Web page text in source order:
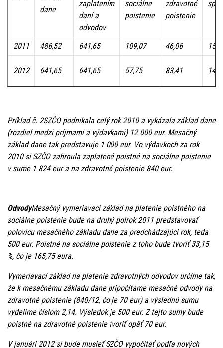
dane
zaplatením
daní a
odvodov
sociálne
poistenie
zdravotné
poistenie
2011 486,52 641,65 109,07 46,06
2012 641,65 641,65 57,75 83,41
Príklad č. 2SZČO podnikala celý rok 2010 a vykázala základ dane
(rozdiel medzi príjmami a výdavkami) 12 000 eur. Mesačný
základ dane tak predstavuje 1 000 eur. Vo výdavkoch za rok
2010 si SZČO zahrnula zaplatené poistné na sociálne poistenie
v sume 1 824 eur a na zdravotné poistenie 840 eur.
OdvodyMesačný vymeriavací základ na platenie poistného na
sociálne poistenie bude na druhý polrok 2011 predstavovať
polovicu mesačného základu dane za predchádzajúci rok, teda
500 eur. Poistné na sociálne poistenie z toho bude tvoriť 33,15
%, čo je 165,75 eura.
Vymeriavací základ na platenie zdravotných odvodov určíme tak,
že k mesačnému základu dane pripočítame mesačné odvody na
zdravotné poistenie (840/12, čo je 70 eur) a výslednú sumu
vydelíme číslom 2,14. Výsledok je 500 eur. Z tejto sumy bude
poistné na zdravotné poistenie tvoriť opäť 70 eur.
V januári 2012 si bude musieť SZČO vypočítať podľa nových